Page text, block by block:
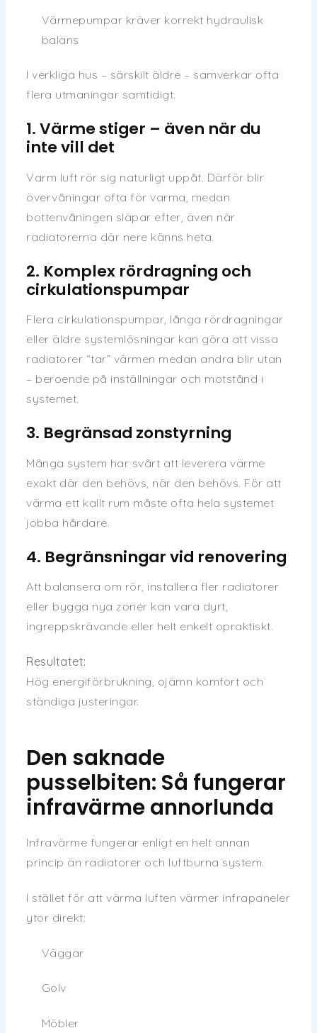
Värmepumpar kräver korrekt hydraulisk
balans
I verkliga hus – särskilt äldre – samverkar ofta
flera utmaningar samtidigt.
1. Värme stiger – även när du
inte vill det
Varm luft rör sig naturligt uppåt. Därför blir
övervåningar ofta för varma, medan
bottenvåningen släpar efter, även när
radiatorerna där nere känns heta.
2. Komplex rördragning och
cirkulationspumpar
Flera cirkulationspumpar, långa rördragningar
eller äldre systemlösningar kan göra att vissa
radiatorer “tar” värmen medan andra blir utan
– beroende på inställningar och motstånd i
systemet.
3. Begränsad zonstyrning
Många system har svårt att leverera värme
exakt där den behövs, när den behövs. För att
värma ett kallt rum måste ofta hela systemet
jobba hårdare.
4. Begränsningar vid renovering
Att balansera om rör, installera fler radiatorer
eller bygga nya zoner kan vara dyrt,
ingreppskrävande eller helt enkelt opraktiskt.
Resultatet:
Hög energiförbrukning, ojämn komfort och
ständiga justeringar.
Den saknade
pusselbiten: Så fungerar
infravärme annorlunda
Infravärme fungerar enligt en helt annan
princip än radiatorer och luftburna system.
I stället för att värma luften värmer infrapaneler
ytor direkt:
Väggar
Golv
Möbler